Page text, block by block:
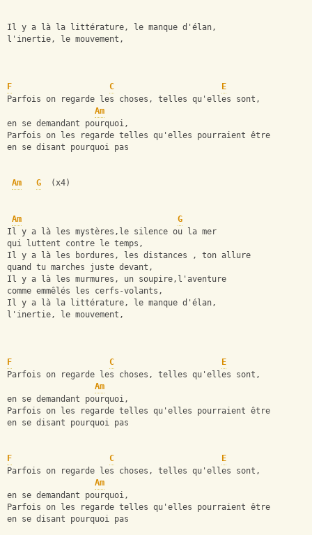
Il y a là la littérature, le manque d'élan,
l'inertie, le mouvement,
F C
E
Parfois on regarde les choses, telles qu'elles sont,
Am
en se demandant pourquoi,
Parfois on les regarde telles qu'elles pourraient être
en se disant pourquoi pas
Am G
  (x4)
Am
G
Il y a là les mystères,le silence ou la mer
qui luttent contre le temps,
Il y a là les bordures, les distances , ton allure
quand tu marches juste devant,
Il y a là les murmures, un soupire,l'aventure
comme emmêlés les cerfs-volants,
Il y a là la littérature, le manque d'élan,
l'inertie, le mouvement,
F C
E
Parfois on regarde les choses, telles qu'elles sont,
Am
en se demandant pourquoi,
Parfois on les regarde telles qu'elles pourraient être
en se disant pourquoi pas
F C
E
Parfois on regarde les choses, telles qu'elles sont,
Am
en se demandant pourquoi,
Parfois on les regarde telles qu'elles pourraient être
en se disant pourquoi pas